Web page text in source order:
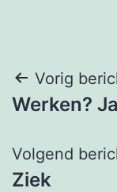
Vorig
Werken?
Volgend
Ziek